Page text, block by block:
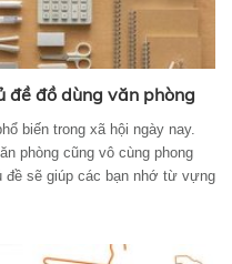
đề đồ dùng văn phòng
biến trong xã hội ngày nay.
phòng cũng vô cùng phong
đề sẽ giúp các bạn nhớ từ vựng